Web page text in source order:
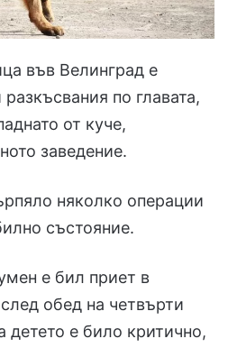
във Велинград е
по главата,
от куче,
заведение.
няколко операции
състояние.
е бил приет в
обед на четвърти
детето е било критично,